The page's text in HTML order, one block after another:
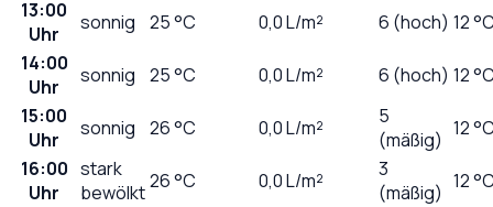
13:00
Uhr
sonnig 25°C 0,0L/m² 6 (hoch) 12
14:00
Uhr
sonnig 25°C 0,0L/m² 6 (hoch) 12
15:00
Uhr
sonnig 26°C 0,0L/m²
5
(mäßig) 12
16:00
Uhr
stark
bewölkt26°C 0,0L/m²
3
(mäßig) 12